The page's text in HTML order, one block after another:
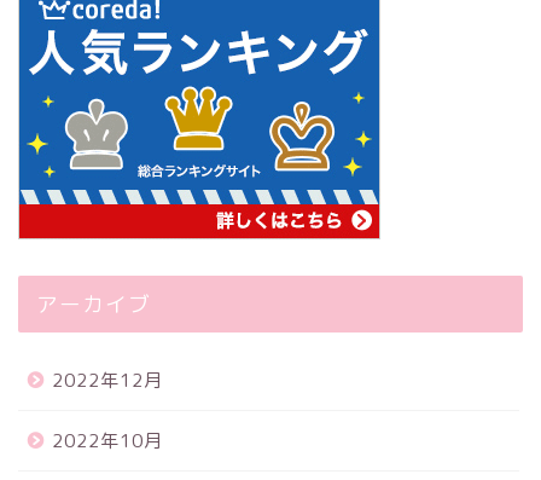
アーカイブ
2022年12月
2022年10月